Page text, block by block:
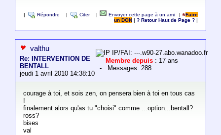
Répondre Citer Envoyer cette page à un ami |
Faire
un DON
|? Retour Haut de Page ?
valthu
Re: INTERVENTION DE
BENTALL
jeudi 1 avril 2010 14:38:10
IP/FAI: ---.w90-27.abo.wanadoo.fr
Membre depuis : 17 ans
- Messages: 288
courage à toi, et sois zen, on pensera bien à toi en tous cas
!
finalement alors qu'as tu "choisi" comme ...option...bentall?
ross?
bises
val